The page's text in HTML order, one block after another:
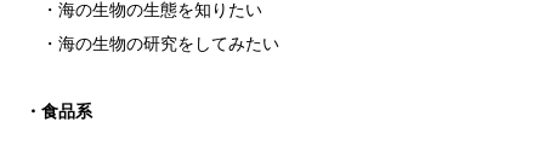
・海の生物の生態を知りたい
・海の生物の研究をしてみたい
・食品系